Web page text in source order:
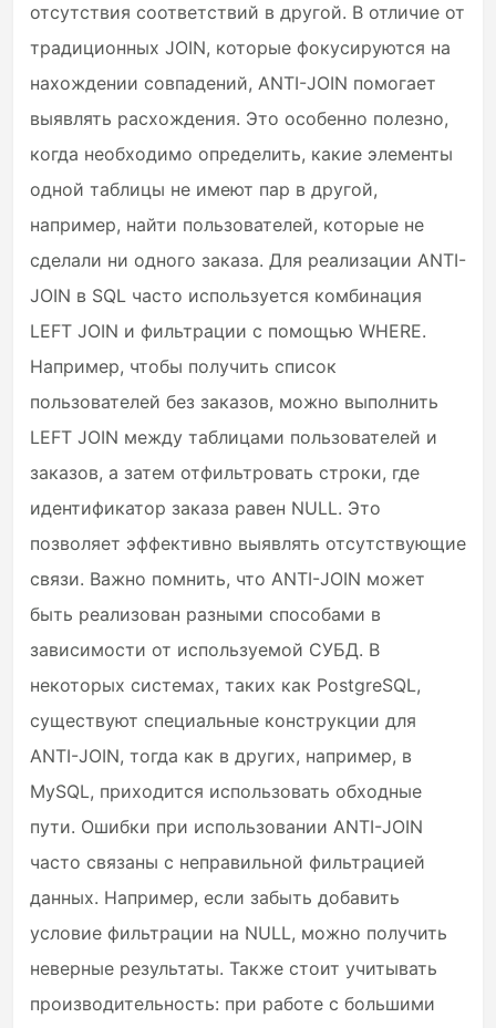
отсутствия соответствий в другой. В отличие от
традиционных JOIN, которые фокусируются на
нахождении совпадений, ANTI-JOIN помогает
выявлять расхождения. Это особенно полезно,
когда необходимо определить, какие элементы
одной таблицы не имеют пар в другой,
например, найти пользователей, которые не
сделали ни одного заказа. Для реализации ANTI-
JOIN в SQL часто используется комбинация
LEFT JOIN и фильтрации с помощью WHERE.
Например, чтобы получить список
пользователей без заказов, можно выполнить
LEFT JOIN между таблицами пользователей и
заказов, а затем отфильтровать строки, где
идентификатор заказа равен NULL. Это
позволяет эффективно выявлять отсутствующие
связи. Важно помнить, что ANTI-JOIN может
быть реализован разными способами в
зависимости от используемой СУБД. В
некоторых системах, таких как PostgreSQL,
существуют специальные конструкции для
ANTI-JOIN, тогда как в других, например, в
MySQL, приходится использовать обходные
пути. Ошибки при использовании ANTI-JOIN
часто связаны с неправильной фильтрацией
данных. Например, если забыть добавить
условие фильтрации на NULL, можно получить
неверные результаты. Также стоит учитывать
производительность: при работе с большими